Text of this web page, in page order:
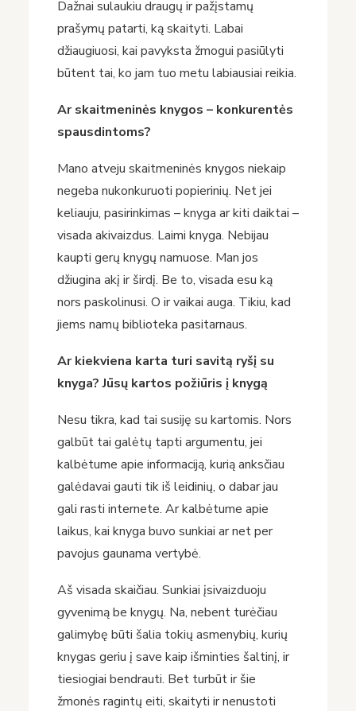
Dažnai sulaukiu draugų ir pažįstamų
prašymų patarti, ką skaityti. Labai
džiaugiuosi, kai pavyksta žmogui pasiūlyti
būtent tai, ko jam tuo metu labiausiai reikia.
Ar skaitmeninės knygos – konkurentės
spausdintoms?
Mano atveju skaitmeninės knygos niekaip
negeba nukonkuruoti popierinių. Net jei
keliauju, pasirinkimas – knyga ar kiti daiktai –
visada akivaizdus. Laimi knyga. Nebijau
kaupti gerų knygų namuose. Man jos
džiugina akį ir širdį. Be to, visada esu ką
nors paskolinusi. O ir vaikai auga. Tikiu, kad
jiems namų biblioteka pasitarnaus.
Ar kiekviena karta turi savitą ryšį su
knyga? Jūsų kartos požiūris į knygą
Nesu tikra, kad tai susiję su kartomis. Nors
galbūt tai galėtų tapti argumentu, jei
kalbėtume apie informaciją, kurią anksčiau
galėdavai gauti tik iš leidinių, o dabar jau
gali rasti internete. Ar kalbėtume apie
laikus, kai knyga buvo sunkiai ar net per
pavojus gaunama vertybė.
Aš visada skaičiau. Sunkiai įsivaizduoju
gyvenimą be knygų. Na, nebent turėčiau
galimybę būti šalia tokių asmenybių, kurių
knygas geriu į save kaip išminties šaltinį, ir
tiesiogiai bendrauti. Bet turbūt ir šie
žmonės ragintų eiti, skaityti ir nenustoti